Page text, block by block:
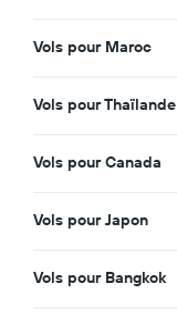
Vols pour Maroc
Vols pour Thaïlande
Vols pour Canada
Vols pour Japon
Vols pour Bangkok